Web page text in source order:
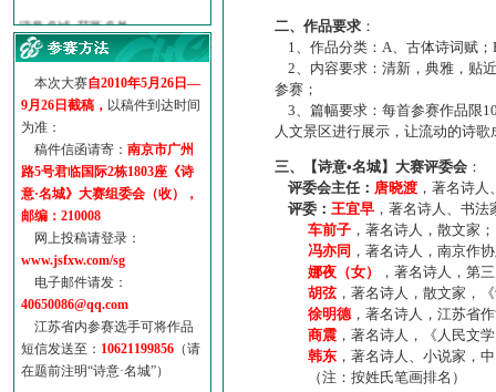
·【诗意·名城】地铁展示作...
诗意名城·地铁时间
参赛作品多达5000多首
“诗意·名城”晒诗会
特别通知--致广大诗词爱好...
本次大赛自2010年5月26日—
9月26日截稿， 以稿件到达时间
为准：
稿件信函请寄： 南京市广州
路5号君临国际2栋1803座《诗
意·名城》大赛组委会（收），
邮编：210008
网上投稿请登录：
www.jsfxw.com/sg
电子邮件请发：
40650086@qq.com
江苏省内参赛选手可将作品
短信发送至： 10621199856 （请
在题前注明“诗意·名城”）
二、作品要求 ：
1、作品分类：A、古体诗词赋；
2、内容要求：清新，典雅，贴
参赛；
3、篇幅要求：每首参赛作品限
人文景区进行展示，让流动的诗
三、【诗意•名城】大赛评委会 ：
评委会主任： 唐晓渡 ，著名诗
评委： 王宜早 ，著名诗人、书
车前子 ，著名诗人，散文家；
冯亦同 ，著名诗人，南京作
娜夜（女）
，著名诗人，第
胡弦，著名诗人，散文家，
徐明德，著名诗人，江苏省
商震 ，著名诗人，《人民文
韩东 ，著名诗人、小说家，
（注：按姓氏笔画排名）